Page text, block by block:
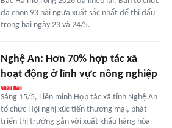
đã chọn 93 nài ngựa xuất sắc nhất để thi đấu
trong hai ngày 23 và 24/5.
Nghệ An: Hơn 70% hợp tác xã
hoạt động ở lĩnh vực nông nghiệp
Sáng 15/5, Liên minh Hợp tác xã tỉnh Nghệ An
tổ chức Hội nghị xúc tiến thương mại, phát
triển thị trường gắn với xuất khẩu hàng hóa